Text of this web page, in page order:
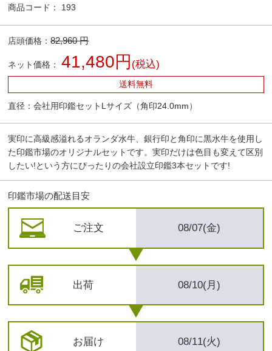
商品コード： 193
店頭価格：82,960 円
ネット価格：41,480円 (税込)
送料無料
直径：会社用印鑑セットLサイズ（角印24.0mm）
実印に高級感溢れるオランダ水牛、銀行印と角印に黒水牛を使用し
た印鑑市場のオリジナルセットです。実印だけは色目も変えて区別
したい!という方にぴったりの会社設立印鑑3本セットです!
印鑑市場の配送目安
ご注文 08/07(金)
出荷 08/10(月)
お届け 08/11(火)